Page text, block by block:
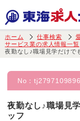
ホーム 仕事検索
サービス業の求人情報一覧
夜勤なし♪職場見学だけで
No：tj2797109896
夜勤なし♪職場見
ッフ